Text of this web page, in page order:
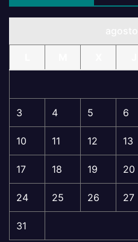
3 4 5 6
10 11 12 13
17 18 19 20
24 25 26 27
31